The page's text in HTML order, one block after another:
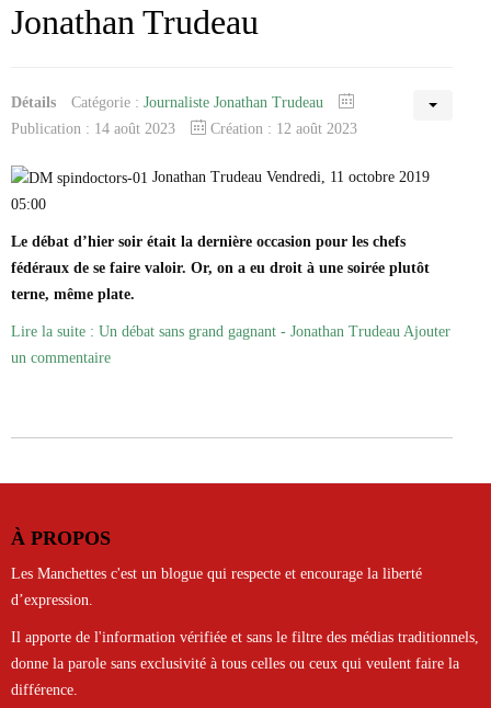
Jonathan Trudeau
Détails Catégorie : Journaliste Jonathan Trudeau
Publication : 14 août 2023
Création : 12 août 2023
Jonathan Trudeau Vendredi, 11 octobre 2019
05:00
Le débat d’hier soir était la dernière occasion pour les chefs
fédéraux de se faire valoir. Or, on a eu droit à une soirée plutôt
terne, même plate.
Lire la suite : Un débat sans grand gagnant - Jonathan Trudeau Ajouter
un commentaire
À PROPOS
Les Manchettes c'est un blogue qui respecte et encourage la liberté
d’expression.
Il apporte de l'information vérifiée et sans le filtre des médias traditionnels,
donne la parole sans exclusivité à tous celles ou ceux qui veulent faire la
différence.